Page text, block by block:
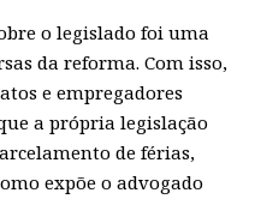
o legislado foi uma
da reforma. Com isso,
e empregadores
a própria legislação
de férias,
expõe o advogado